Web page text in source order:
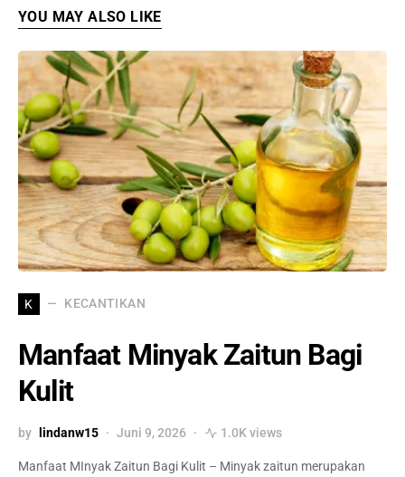
YOU MAY ALSO LIKE
K KECANTIKAN
Manfaat Minyak Zaitun Bagi
Kulit
by lindanw15 Juni 9, 2026 1.0K views
Manfaat MInyak Zaitun Bagi Kulit – Minyak zaitun merupakan